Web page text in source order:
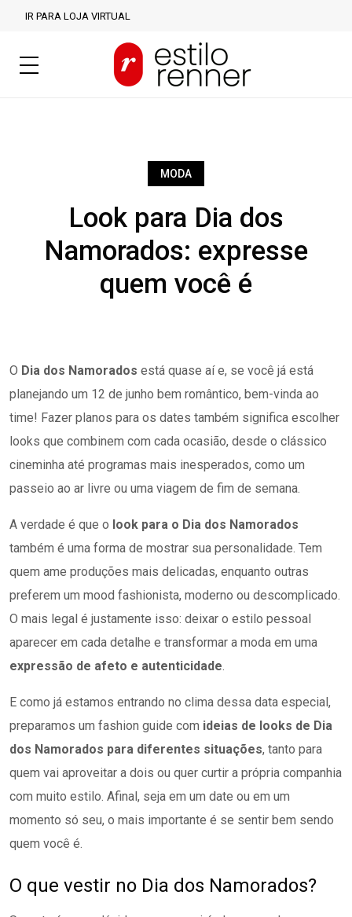
IR PARA LOJA VIRTUAL
MODA
Look para Dia dos
Namorados: expresse
quem você é
O Dia dos Namorados está quase aí e, se você já está
planejando um 12 de junho bem romântico, bem-vinda ao
time! Fazer planos para os dates também significa escolher
looks que combinem com cada ocasião, desde o clássico
cineminha até programas mais inesperados, como um
passeio ao ar livre ou uma viagem de fim de semana.
A verdade é que o look para o Dia dos Namorados
também é uma forma de mostrar sua personalidade. Tem
quem ame produções mais delicadas, enquanto outras
preferem um mood fashionista, moderno ou descomplicado.
O mais legal é justamente isso: deixar o estilo pessoal
aparecer em cada detalhe e transformar a moda em uma
expressão de afeto e autenticidade.
E como já estamos entrando no clima dessa data especial,
preparamos um fashion guide com ideias de looks de Dia
dos Namorados para diferentes situações, tanto para
quem vai aproveitar a dois ou quer curtir a própria companhia
com muito estilo. Afinal, seja em um date ou em um
momento só seu, o mais importante é se sentir bem sendo
quem você é.
O que vestir no Dia dos Namorados?